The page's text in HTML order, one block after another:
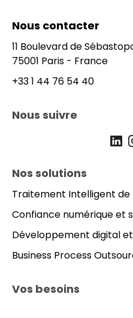
Nous contacter
11 Boulevard de
75001 Paris - France
+33 1 44 76 54 40
IN_Luminess@luminess.eu
Nous suivre
Prefooter
Nos solutions
Traitement Intelligent
Confiance numérique et
Développement digital
Business Process
Vos besoins